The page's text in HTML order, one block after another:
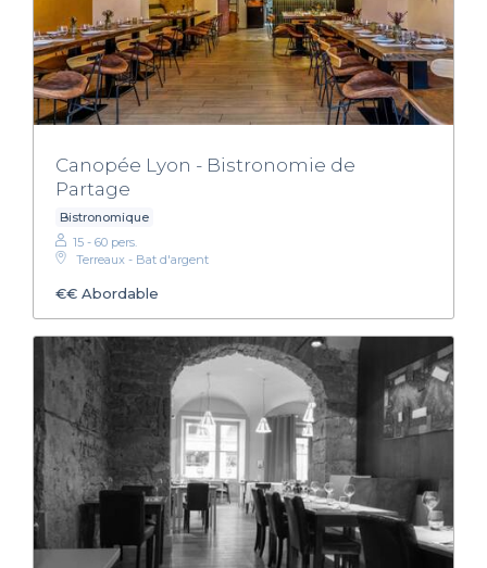
Canopée Lyon - Bistronomie de
Partage
Bistronomique
15 - 60 pers.
Terreaux - Bat d'argent
€€ Abordable